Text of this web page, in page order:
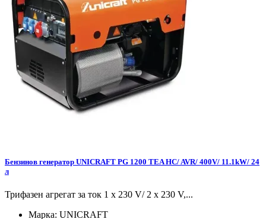
Бензинов генератор UNICRAFT PG 1200 TEA HC/ AVR/ 400V/ 11.1kW/ 24
л
Трифазен агрегат за ток 1 x 230 V/ 2 x 230 V,...
Марка: UNICRAFT